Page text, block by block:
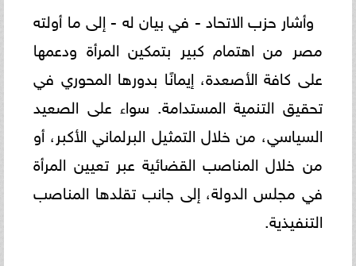
وأشار حزب الاتحاد - في بيان له - إلى ما أولته
مصر من اهتمام كبير بتمكين المرأة ودعمها
على كافة الأصعدة، إيمانًا بدورها المحوري في
تحقيق التنمية المستدامة. سواء على الصعيد
السياسي، من خلال التمثيل البرلماني الأكبر، أو
من خلال المناصب القضائية عبر تعيين المرأة
في مجلس الدولة، إلى جانب تقلدها المناصب
التنفيذية.